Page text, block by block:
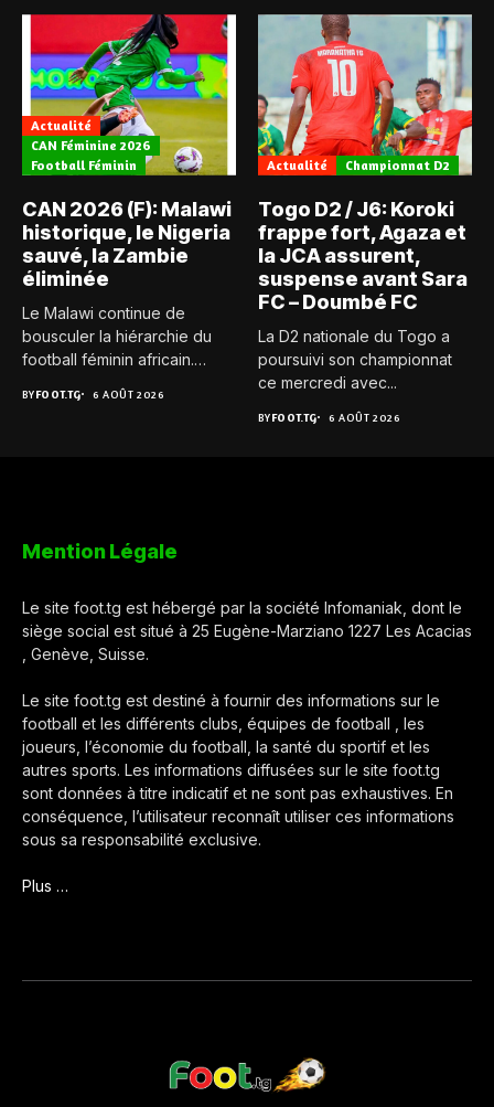
Actualité
CAN Féminine 2026
Football Féminin
CAN 2026 (F): Malawi
historique, le Nigeria
sauvé, la Zambie
éliminée
Le Malawi continue de
bousculer la hiérarchie du
football féminin africain.
BYFOOT.TG 6 AOÛT 2026
Actualité Championnat D2
Togo D2 / J6: Koroki
frappe fort, Agaza et
la JCA assurent,
suspense avant Sara
FC – Doumbé FC
La D2 nationale du Togo a
poursuivi son championnat
ce mercredi avec...
BYFOOT.TG 6 AOÛT 2026
Mention Légale
Le site foot.tg est hébergé par la société Infomaniak, dont le
siège social est situé à 25 Eugène-Marziano 1227 Les Acacias
, Genève, Suisse.
Le site foot.tg est destiné à fournir des informations sur le
football et les différents clubs, équipes de football , les
joueurs, l’économie du football, la santé du sportif et les
autres sports. Les informations diffusées sur le site foot.tg
sont données à titre indicatif et ne sont pas exhaustives. En
conséquence, l’utilisateur reconnaît utiliser ces informations
sous sa responsabilité exclusive.
Plus …